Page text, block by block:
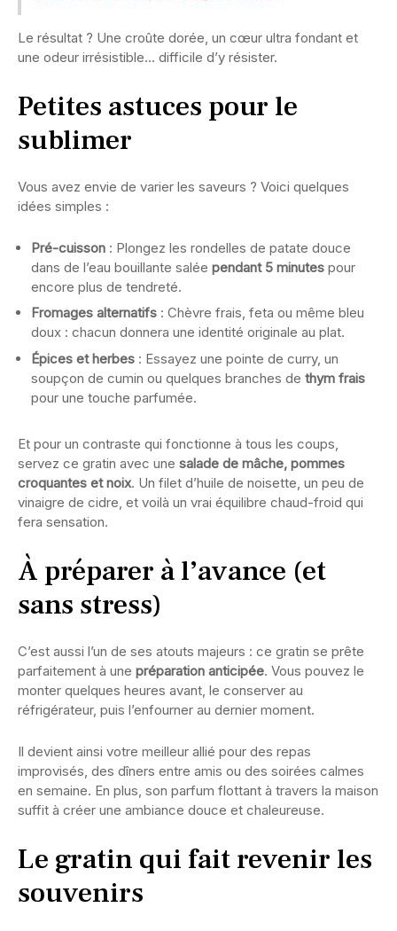
Le résultat ? Une croûte dorée, un cœur ultra fondant et
une odeur irrésistible… difficile d’y résister.
Petites astuces pour le
sublimer
Vous avez envie de varier les saveurs ? Voici quelques
idées simples :
Pré-cuisson : Plongez les rondelles de patate douce
dans de l’eau bouillante salée pendant 5 minutes pour
encore plus de tendreté.
Fromages alternatifs : Chèvre frais, feta ou même bleu
doux : chacun donnera une identité originale au plat.
Épices et herbes : Essayez une pointe de curry, un
soupçon de cumin ou quelques branches de thym frais
pour une touche parfumée.
Et pour un contraste qui fonctionne à tous les coups,
servez ce gratin avec une salade de mâche, pommes
croquantes et noix. Un filet d’huile de noisette, un peu de
vinaigre de cidre, et voilà un vrai équilibre chaud-froid qui
fera sensation.
À préparer à l’avance (et
sans stress)
C’est aussi l’un de ses atouts majeurs : ce gratin se prête
parfaitement à une préparation anticipée. Vous pouvez le
monter quelques heures avant, le conserver au
réfrigérateur, puis l’enfourner au dernier moment.
Il devient ainsi votre meilleur allié pour des repas
improvisés, des dîners entre amis ou des soirées calmes
en semaine. En plus, son parfum flottant à travers la maison
suffit à créer une ambiance douce et chaleureuse.
Le gratin qui fait revenir les
souvenirs